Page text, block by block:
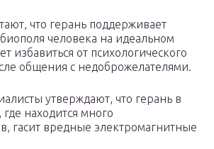
что герань поддерживает
человека на идеальном
избавиться от психологического
общения с недоброжелателями.
утверждают, что герань в
находится много
гасит вредные электромагнитные